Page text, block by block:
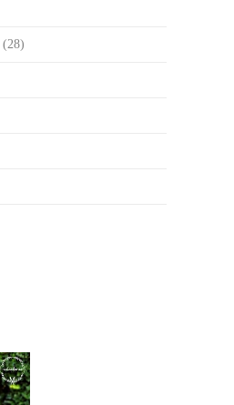
(28)